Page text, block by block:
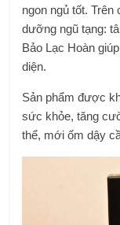
ngon ngủ tốt.
dưỡng ngũ tạng:
Bảo Lạc Hoàn
diện.
Sản phẩm được
sức khỏe, tăng
thể, mới ốm dậy